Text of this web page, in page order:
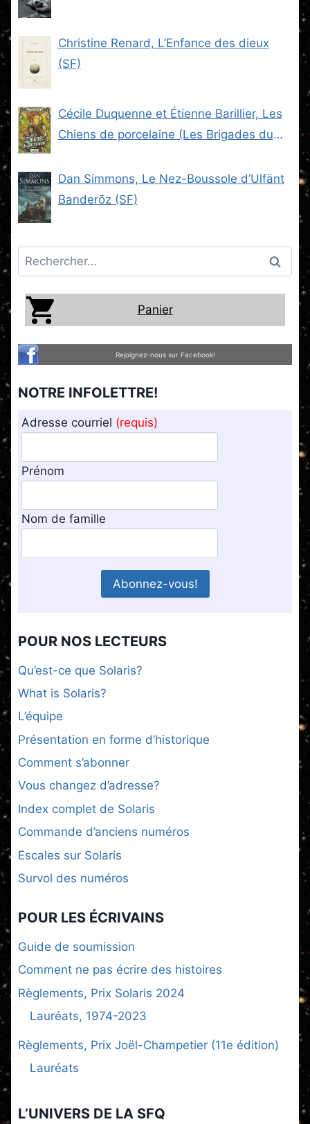
Christine Renard, L’Enfance des dieux
(SF)
Cécile Duquenne et Étienne Barillier, Les
Chiens de porcelaine (Les Brigades du
Dan Simmons, Le Nez-Boussole d’Ulfänt
Banderõz (SF)
Rechercher :
Panier
Rejoignez-nous sur Facebook!
NOTRE INFOLETTRE!
Adresse courriel (requis)
Prénom
Nom de famille
POUR NOS LECTEURS
Qu’est-ce que Solaris?
What is Solaris?
L’équipe
Présentation en forme d’historique
Comment s’abonner
Vous changez d’adresse?
Index complet de Solaris
Commande d’anciens numéros
Escales sur Solaris
Survol des numéros
POUR LES ÉCRIVAINS
Guide de soumission
Comment ne pas écrire des histoires
Règlements, Prix Solaris 2024
Lauréats, 1974-2023
Règlements, Prix Joël-Champetier (11e édition)
Lauréats
L’UNIVERS DE LA SFQ